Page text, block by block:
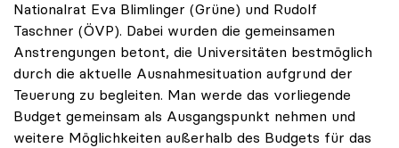
Nationalrat Eva Blimlinger (Grüne) und Rudolf
Taschner (ÖVP). Dabei wurden die gemeinsamen
Anstrengungen betont, die Universitäten bestmöglich
durch die aktuelle Ausnahmesituation aufgrund der
Teuerung zu begleiten. Man werde das vorliegende
Budget gemeinsam als Ausgangspunkt nehmen und
weitere Möglichkeiten außerhalb des Budgets für das